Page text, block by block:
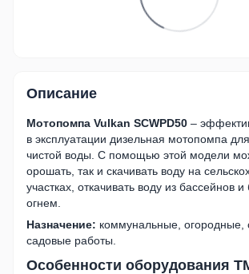
Описание
Мотопомпа Vulkan SCWPD50 –
в эксплуатации дизельная мотопомпа
чистой воды. С помощью этой модели
орошать, так и скачивать воду на
участках, откачивать воду из бассейнов и
огнем.
Назначение: коммунальные, огородные,
садовые работы.
Особенности оборудования